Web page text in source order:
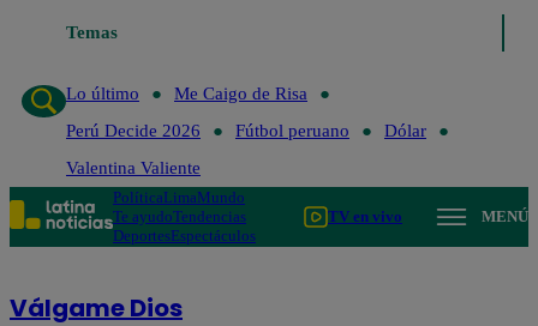
Temas
Lo último
Me Caigo de Risa
Perú Decide 2026
Fútbol peruano
Dólar
Valentina Valiente
PolíticaLimaMundo
Te ayudoTendencias
DeportesEspectáculos
TV en vivo MENÚ
Válgame Dios